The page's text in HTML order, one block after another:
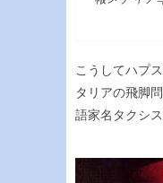
こうしてハプ
タリアの飛脚
語家名タクシス